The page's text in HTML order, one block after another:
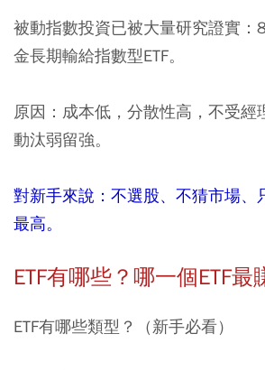
被動指數投資已被大量研究證實：
金長期輸給指數型ETF。
原因：成本低，分散性高，不受經
動汰弱留強。
對新手來說：不選股、不猜市場、
最高。
ETF有哪些？哪一個ETF最
ETF有哪些類型？（新手必看）